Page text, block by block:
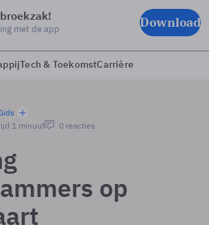
met de app Download
Tech & ToekomstCarrière
1 minuut 0 reacties
op